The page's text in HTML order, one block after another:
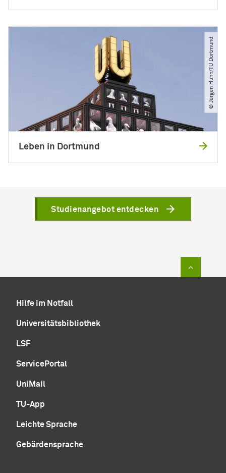
© Jürgen Huhn​/​TU Dortmund
Leben in Dortmund
Studienangebot entdecken
Hilfe im Notfall
Universitätsbibliothek
LSF
ServicePortal
UniMail
TU-App
Leichte Sprache
Gebärdensprache